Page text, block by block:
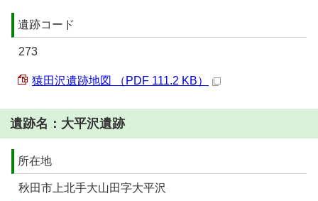
遺跡コード
273
猿田沢遺跡地図 （PDF 111.2 KB）
遺跡名：大平沢遺跡
所在地
秋田市上北手大山田字大平沢